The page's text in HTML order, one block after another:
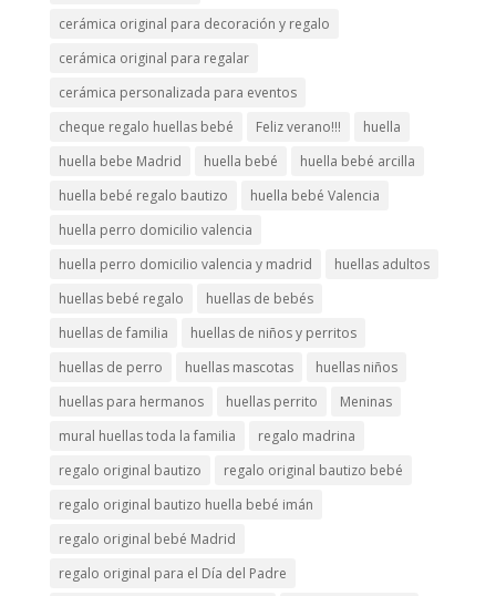
cerámica original para decoración y regalo
cerámica original para regalar
cerámica personalizada para eventos
cheque regalo huellas bebé
Feliz verano!!!
huella
huella bebe Madrid
huella bebé
huella bebé arcilla
huella bebé regalo bautizo
huella bebé Valencia
huella perro domicilio valencia
huella perro domicilio valencia y madrid
huellas adultos
huellas bebé regalo
huellas de bebés
huellas de familia
huellas de niños y perritos
huellas de perro
huellas mascotas
huellas niños
huellas para hermanos
huellas perrito
Meninas
mural huellas toda la familia
regalo madrina
regalo original bautizo
regalo original bautizo bebé
regalo original bautizo huella bebé imán
regalo original bebé Madrid
regalo original para el Día del Padre